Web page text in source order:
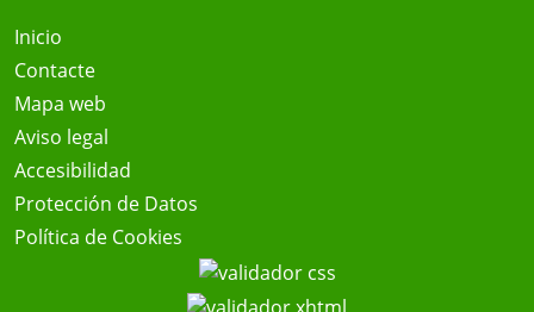
Inicio
Contacte
Mapa web
Aviso legal
Accesibilidad
Protección de Datos
Política de Cookies